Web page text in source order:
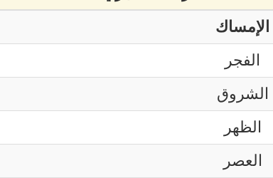
الإمساك
الفجر
الشروق
الظهر
العصر